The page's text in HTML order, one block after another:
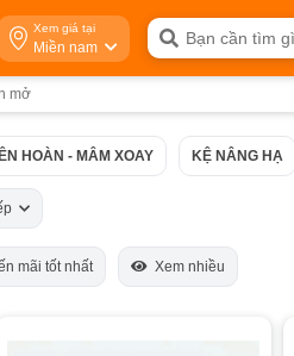
Xem giá tại
Miền nam
mở
HOÀN - MÂM XOAY KỆ NÂNG HẠ
mãi tốt nhất Xem nhiều